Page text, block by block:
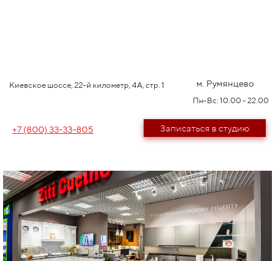
Киевское шоссе, 22-й километр, 4А, стр. 1 м. Румянцево
Пн-Вс: 10.00 - 22.00
+7 (800) 33-33-805 Записаться в студию